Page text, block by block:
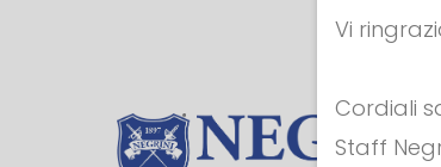
Vi
Cordiali
Staff